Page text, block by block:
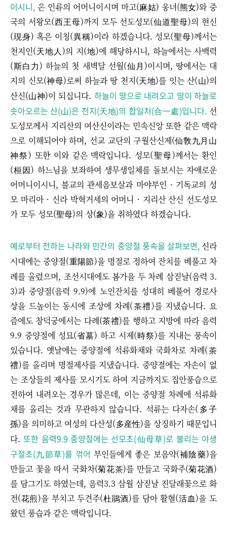
이시니, 온 인류의 어머니이시며 마고(麻姑) 웅녀(熊女)와 중
국의 서왕모(西王母)까지 모두 선도성모(仙道聖母)의 현신
(現身) 혹은 이칭(異稱)이라 하겠습니다. 성모(聖母)께서는
천지인(天地人)의 지(地)에 해당하시니, 하늘에서는 사백력
(斯白力) 하늘의 첫 새벽달 선월(仙月)이시며, 땅에서는 대
지의 신모(神母)로써 하늘과 땅 천지(天地)를 잇는 산(山)의
산신(山神)이 되십니다. 하늘이 땅으로 내려오고 땅이 하늘로
솟아오르는 산(山)은 천지(天地)의 합일처(合一處)입니다. 선
도성모께서 지리산의 여산신이라는 민속신앙 또한 같은 맥락
으로 이해되어야 하며, 선교 교단의 구월산신제(仙敎九月山
神祭) 또한 이와 같은 맥락입니다. 성모(聖母)께서는 환인
(桓因) 하느님을 보좌하여 생무생일체를 돌보시는 자애로운
어머니이시니, 불교의 관세음보살과 마야부인 · 기독교의 성
모 마리아 · 신라 박혁거세의 어머니 · 지리산 산신 선도성모
가 모두 성모(聖母)의 상(象)을 취하였다 하겠습니다.
예로부터 전하는 나라와 민간의 중양절 풍속을 살펴보면, 신라
시대에는 중양절(重陽節)을 명절로 정하여 잔치를 베풀고 차
례를 올렸으며, 조선시대에도 봄가을 두 차례 삼짇날(음력 3.
3)과 중양절(음력 9.9)에 노인잔치를 성대히 베풀어 경로사
상을 드높이는 동시에 조상에 차례(茶禮)를 지냈습니다. 요
즘에도 창덕궁에서는 다례(茶禮)를 행하고 지방에 따라 음력
9.9 중양절에 성묘(省墓) 하고 시제(時祭)를 지내는 풍속이
있습니다. 옛날에는 중양절에 석류화채와 국화차로 차례(茶
禮)를 올리며 명절제사를 지냈습니다. 중양절에는 자손이 없
는 조상들의 제사를 모시기도 하여 지금까지도 집안풍습으로
전하여 내려오는 경우가 많은데, 이는 중양절 차례에 석류화
채를 올리는 것과 무관하지 않습니다. 석류는 다자손(多子
孫)을 의미하고 여성의 다산성(多産性)을 상징하기 때문입니
다.또한 음력9.9 중양절에는 선모초(仙母草)로 불리는 야생
구절초(九節草)를 꺾어 부인들에게 좋은 보음약(補陰藥)을
만들고 꽃을 따서 국화차(菊花茶)를 만들고 국화주(菊花酒)
를 담그기도 하였는데, 음력3.3 삼월 삼짇날 진달래꽃으로 화
전(花煎)을 부치고 두견주(杜鵑酒)를 담아 활혈(活血)을 도
왔던 풍습과 같은 맥락입니다.